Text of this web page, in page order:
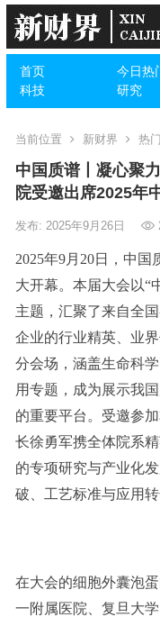
首页 今日热
科技
研究
当前位置 新财界 热门
中国质谱丨凝心聚
院受邀出席2025年
发布: 2025年9月26日
2025年9月20日，中
大开幕。本届大会以
主题，汇聚了来自全
企业的行业精英、业
分会场，涵盖生命科
用专题，成为展示我
的重要平台。受邀参
长徐勇军携全体院系
的专项研究与产业化
破、工艺标准与应用
在大会的细胞外囊泡
一附属医院、复旦大